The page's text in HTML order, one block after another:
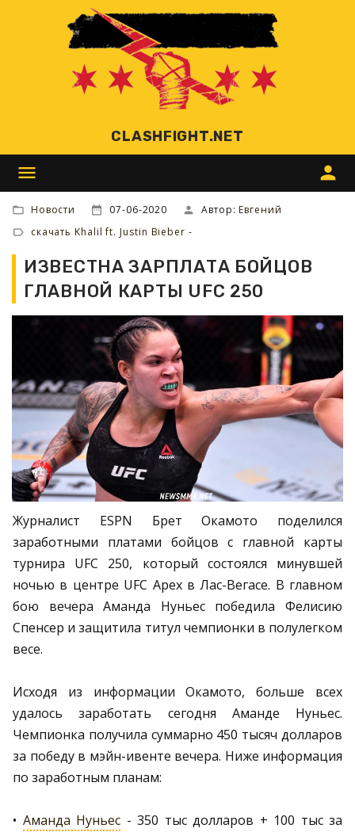
CLASHFIGHT.NET
menu person
Новости 07-06-2020 Автор:Евгений
скачать Khalil ft. Justin Bieber -
ИЗВЕСТНА ЗАРПЛАТА БОЙЦОВ
ГЛАВНОЙ КАРТЫ UFC 250
Журналист ESPN Брет Окамото поделился
заработными платами бойцов с главной карты
турнира UFC 250, который состоялся минувшей
ночью в центре UFC Apex в Лас-Вегасе. В главном
бою вечера Аманда Нуньес победила Фелисию
Спенсер и защитила титул чемпионки в полулегком
весе.
Исходя из информации Окамото, больше всех
удалось заработать сегодня Аманде Нуньес.
Чемпионка получила суммарно 450 тысяч долларов
за победу в мэйн-ивенте вечера. Ниже информация
по заработным планам:
• Аманда Нуньес - 350 тыс долларов + 100 тыс за